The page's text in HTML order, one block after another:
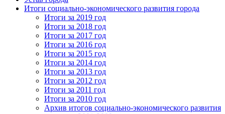
Итоги социально-экономического развития города
Итоги за 2019 год
Итоги за 2018 год
Итоги за 2017 год
Итоги за 2016 год
Итоги за 2015 год
Итоги за 2014 год
Итоги за 2013 год
Итоги за 2012 год
Итоги за 2011 год
Итоги за 2010 год
Архив итогов социально-экономического развития